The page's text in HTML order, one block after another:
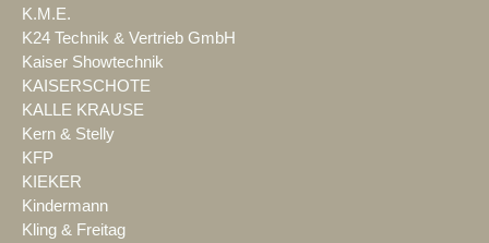
K.M.E.
K24 Technik & Vertrieb GmbH
Kaiser Showtechnik
KAISERSCHOTE
KALLE KRAUSE
Kern & Stelly
KFP
KIEKER
Kindermann
Kling & Freitag